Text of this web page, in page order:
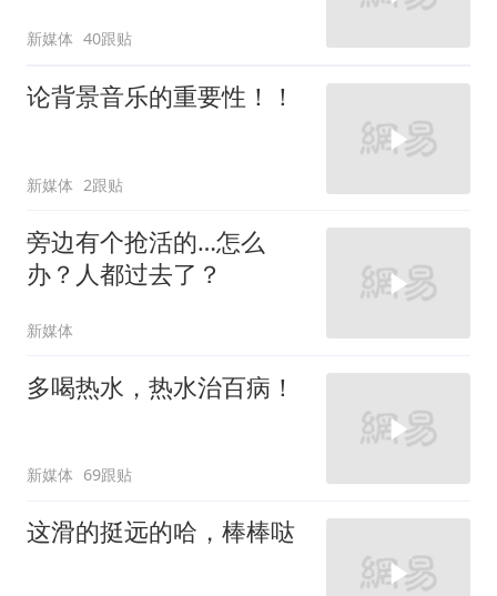
新媒体 40跟贴
论背景音乐的重要性！！
新媒体 2跟贴
旁边有个抢活的…怎么
办？人都过去了？
新媒体
多喝热水，热水治百病！
新媒体 69跟贴
这滑的挺远的哈，棒棒哒